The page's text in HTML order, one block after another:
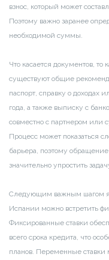
взнос, который может
Поэтому важно заранее
необходимой суммы.
Что касается документов,
существуют общие
паспорт, справку о доходах
года, а также выписку с
совместно с партнером или
Процесс может показаться
барьера, поэтому
значительно упростить
Следующим важным шагом
Испании можно встретить
Фиксированные ставки
всего срока кредита, что
планов. Переменные ставки